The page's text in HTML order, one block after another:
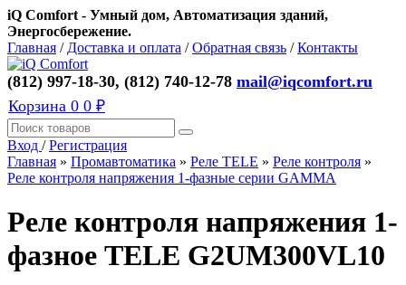
iQ Comfort - Умный дом, Автоматизация зданий,
Энергосбережение.
Главная / Доставка и оплата /Обратная связь /Контакты
(812) 997-18-30, (812) 740-12-78 mail@iqcomfort.ru
Корзина 0 0 ₽
Вход /Регистрация
Главная » Промавтоматика » Реле TELE » Реле контроля »
Реле контроля напряжения 1-фазные серии GAMMA
Реле контроля напряжения 1-
фазное TELE G2UM300VL10